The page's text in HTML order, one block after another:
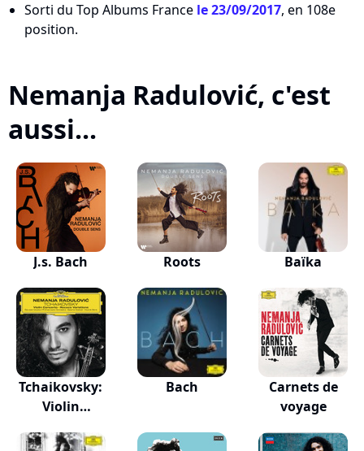
Sorti du Top Albums France le 23/09/2017, en 108e
position.
Nemanja Radulović, c'est
aussi...
J.s. Bach Roots Baïka
Tchaikovsky:
Violin
Bach
Carnets de
voyage